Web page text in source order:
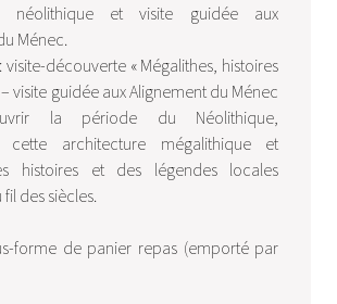
néolithique et visite guidée aux
Ménec.
visite-découverte « Mégalithes, histoires
visite guidée aux Alignement du Ménec
la période du Néolithique,
cette architecture mégalithique et
histoires et des légendes locales
des siècles.
forme de panier repas (emporté par